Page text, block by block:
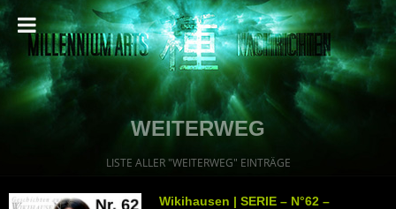
WEITERWEG
LISTE ALLER "WEITERWEG" EINTRÄGE
Wikihausen | SERIE – N°62 –